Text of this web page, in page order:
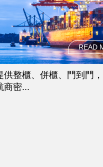
READ
整櫃、併櫃、門到門
商密...